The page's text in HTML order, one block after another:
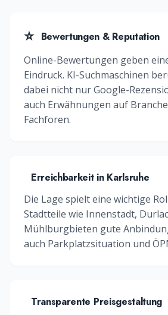
⭐ Bewertungen & Reputation
Online-Bewertungen geben
Eindruck. KI-Suchmaschinen
dabei nicht nur Google-
auch Erwähnungen auf
Fachforen.
Erreichbarkeit in Karlsruhe
Die Lage spielt eine wichtige
Stadtteile wie Innenstadt,
Mühlburgbieten gute
auch Parkplatzsituation und
Transparente Preisgestaltung